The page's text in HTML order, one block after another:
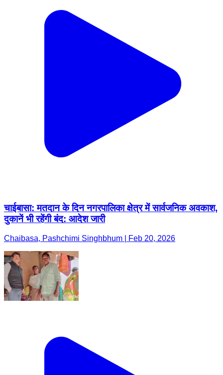
चाईबासा: मतदान के दिन नगरपालिका क्षेत्र में सार्वजनिक अवकाश,
दुकानें भी रहेंगी बंद: आदेश जारी
Chaibasa, Pashchimi Singhbhum | Feb 20, 2026